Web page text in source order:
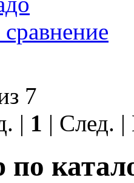
7
| 1 | След.
по